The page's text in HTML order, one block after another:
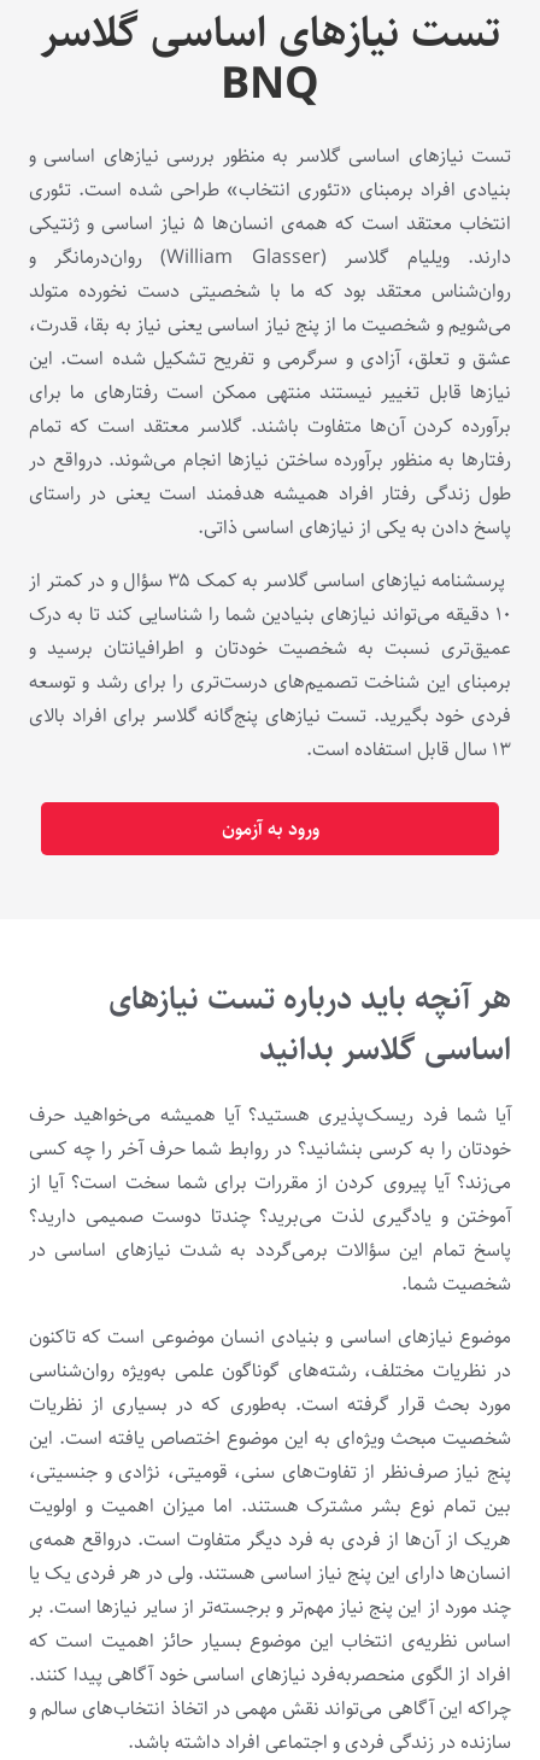
تست نیازهای اساسی گلاسر
BNQ
تست نیازهای اساسی گلاسر به منظور بررسی نیازهای اساسی و
بنیادی افراد برمبنای «تئوری انتخاب» طراحی شده است. تئوری
انتخاب معتقد است که همه‌ی انسان‌ها ۵ نیاز اساسی و ژنتیکی
دارند. ویلیام گلاسر (William Glasser) روان‌درمانگر و
روان‌شناس معتقد بود که ما با شخصیتی دست نخورده متولد
می‌شویم و شخصیت ما از پنج نیاز اساسی یعنی نیاز به بقا، قدرت،
عشق و تعلق، آزادی و سرگرمی و تفریح تشکیل شده است. این
نیازها قابل تغییر نیستند منتهی ممکن است رفتارهای ما برای
برآورده کردن آن‌ها متفاوت باشند. گلاسر معتقد است که تمام
رفتارها به منظور برآورده ساختن نیازها انجام می‌شوند. درواقع در
طول زندگی رفتار افراد همیشه هدفمند است یعنی در راستای
پاسخ دادن به یکی از نیازهای اساسی ذاتی.
پرسشنامه نیازهای اساسی گلاسر به کمک ۳۵ سؤال و در کمتر از
۱۰ دقیقه می‌تواند نیازهای بنیادین شما را شناسایی کند تا به درک
عمیق‌تری نسبت به شخصیت خودتان و اطرافیانتان برسید و
برمبنای این شناخت تصمیم‌های درست‌تری را برای رشد و توسعه
فردی خود بگیرید. تست نیازهای پنج‌گانه گلاسر برای افراد بالای
۱۳ سال قابل استفاده است.
ورود به آزمون
هر آنچه باید درباره تست نیازهای
اساسی گلاسر بدانید
آیا شما فرد ریسک‌پذیری هستید؟ آیا همیشه می‌خواهید حرف
خودتان را به کرسی بنشانید؟ در روابط شما حرف آخر را چه کسی
می‌زند؟ آیا پیروی کردن از مقررات برای شما سخت است؟ آیا از
آموختن و یادگیری لذت می‌برید؟ چندتا دوست صمیمی دارید؟
پاسخ تمام این سؤالات برمی‌گردد به شدت نیازهای اساسی در
شخصیت شما.
موضوع نیازهای اساسی و بنیادی انسان موضوعی است که تاکنون
در نظریات مختلف، رشته‌های گوناگون علمی به‌ویژه روان‌شناسی
مورد بحث قرار گرفته است. به‌طوری که در بسیاری از نظریات
شخصیت مبحث ویژه‌ای به این موضوع اختصاص یافته است. این
پنج نیاز صرف‌نظر از تفاوت‌های سنی، قومیتی، نژادی و جنسیتی،
بین تمام نوع بشر مشترک هستند. اما میزان اهمیت و اولویت
هریک از آن‌ها از فردی به فرد دیگر متفاوت است. درواقع همه‌ی
انسان‌ها دارای این پنج نیاز اساسی هستند. ولی در هر فردی یک یا
چند مورد از این پنج نیاز مهم‌تر و برجسته‌تر از سایر نیازها است. بر
اساس نظریه‌ی انتخاب این موضوع بسیار حائز اهمیت است که
افراد از الگوی منحصربه‌فرد نیازهای اساسی خود آگاهی پیدا کنند.
چراکه این آگاهی می‌تواند نقش مهمی در اتخاذ انتخاب‌های سالم و
سازنده در زندگی فردی و اجتماعی افراد داشته باشد.